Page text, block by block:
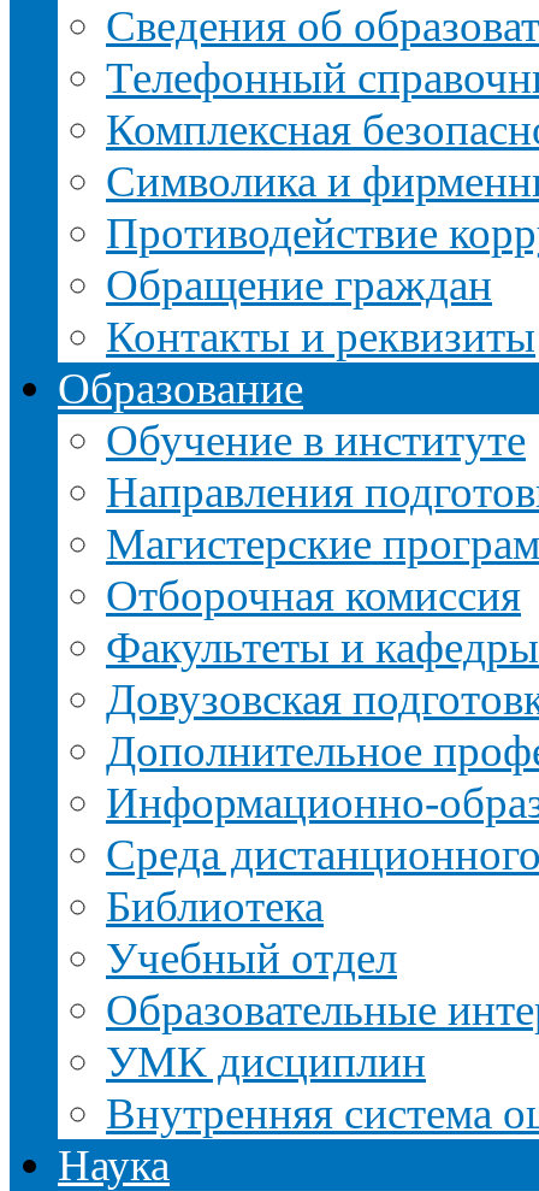
Сведения об
Телефонный
Комплексная
Символика и
Противодействие
Обращение граждан
Контакты и реквизиты
Образование
Обучение в институте
Направления
Магистерские
Отборочная комиссия
Факультеты и кафедры
Довузовская
Дополнительное
Информационно-
Среда
Библиотека
Учебный отдел
Образовательные
УМК дисциплин
Внутренняя система
Наука